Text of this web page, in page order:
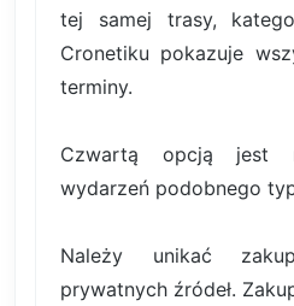
tej samej trasy,
Cronetiku pokazuje
terminy.
Czwartą opcją jest
wydarzeń podobnego
Należy unikać
prywatnych źródeł.